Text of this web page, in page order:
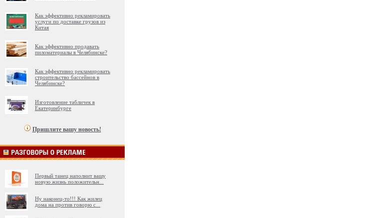
Как эффективно рекламировать
услуги по доставке грузов из
Китая
Как эффективно продавать
пиломатериалы в Челябинске?
Как эффективно рекламировать
строительство бассейнов в
Челябинске?
Изготовление табличек в
Екатеринбурге
Пришлите вашу новость!
Первый танец наполнит вашу
новую жизнь положительн
Ну наконец-то!!! Как жилец
дома на против говорю с